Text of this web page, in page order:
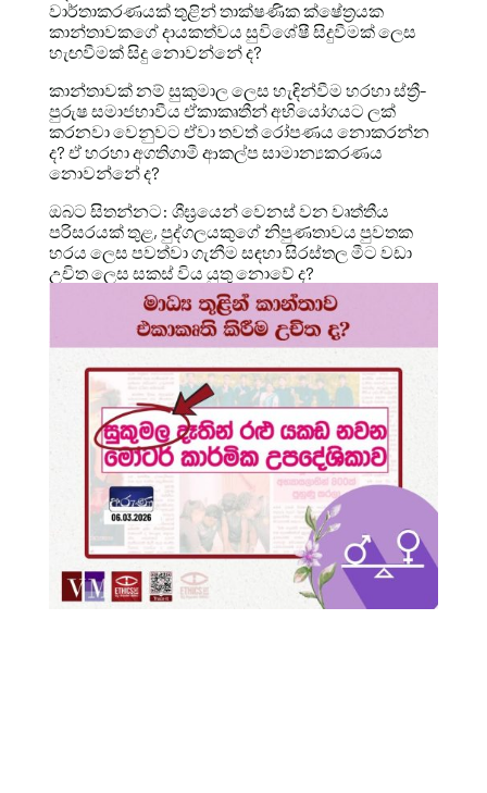
වාර්තාකරණයක් තුළින් තාක්ෂණික ක්ෂේත්‍රයක
කාන්තාවකගේ දායකත්වය සුවිශේෂී සිදුවීමක් ලෙස
හැඟවීමක් සිදු නොවන්නේ ද?
කාන්තාවක් නම් සුකුමාල ලෙස හැඳින්වීම හරහා ස්ත්‍රී-
පුරුෂ සමාජභාවීය ඒකාකෘතීන් අභියෝගයට ලක්
කරනවා වෙනුවට ඒවා තවත් රෝපණය නොකරන්න
ද? ඒ හරහා අගතිගාමී ආකල්ප සාමාන්‍යකරණය
නොවන්නේ ද?
ඔබට සිතන්නට: ශීඝ්‍රයෙන් වෙනස් වන වෘත්තීය
පරිසරයක් තුළ, පුද්ගලයකුගේ නිපුණතාවය පුවතක
හරය ලෙස පවත්වා ගැනීම සඳහා සිරස්තල මීට වඩා
උචිත ලෙස සකස් විය යුතු නොවේ ද?